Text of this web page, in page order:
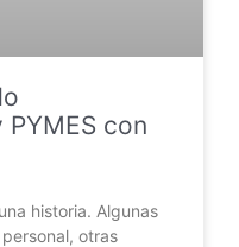
con
historia. Algunas
otras